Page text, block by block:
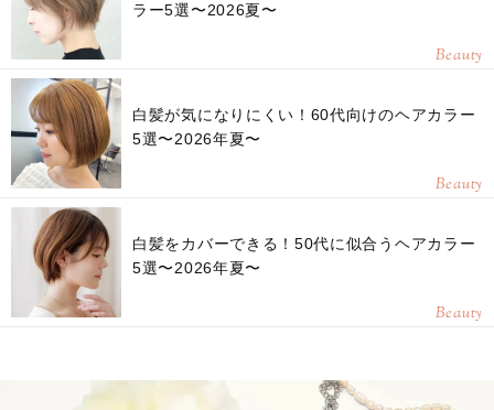
ラー5選〜2026夏〜
Beauty
白髪が気になりにくい！60代向けのヘアカラー
5選〜2026年夏〜
Beauty
白髪をカバーできる！50代に似合うヘアカラー
5選〜2026年夏〜
Beauty